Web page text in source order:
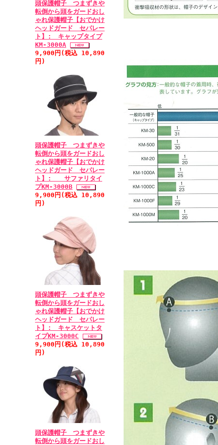
頭保護帽子 つまずきや
転倒から頭をガードおし
ゃれ保護帽子【おでかけ
ヘッドガード セパレー
ト】: キャップタイプ
KM-3000A
9,900円(税込 10,890
円)
頭保護帽子 つまずきや
転倒から頭をガードおし
ゃれ保護帽子【おでかけ
ヘッドガード セパレー
ト】: サファリタイ
プKM-3000B
9,900円(税込 10,890
円)
頭保護帽子 つまずきや
転倒から頭をガードおし
ゃれ保護帽子【おでかけ
ヘッドガード セパレー
ト】: キャスケットタ
イプKM-3000C
9,900円(税込 10,890
円)
頭保護帽子 つまずきや
転倒から頭をガードおし